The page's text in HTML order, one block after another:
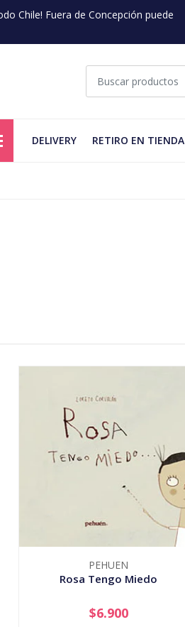
Chile! Fuera de Concepción puede
DELIVERY RETIRO EN TIENDA
PEHUEN
Rosa Tengo Miedo
+
$6.900